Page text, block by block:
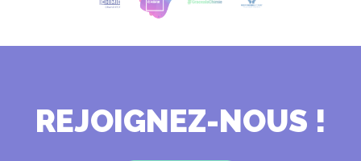
REJOIGNEZ-NOUS !